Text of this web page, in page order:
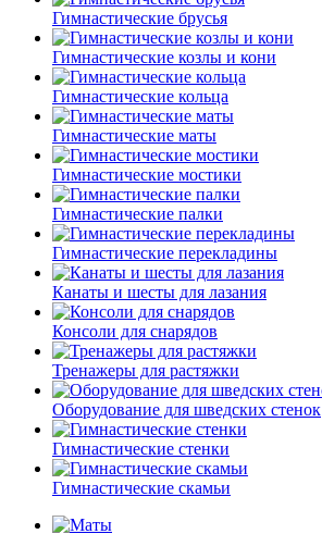
Гимнастические брусья
Гимнастические козлы и кони
Гимнастические кольца
Гимнастические маты
Гимнастические мостики
Гимнастические палки
Гимнастические перекладины
Канаты и шесты для лазания
Консоли для снарядов
Тренажеры для растяжки
Оборудование для шведских стенок
Гимнастические стенки
Гимнастические скамьи